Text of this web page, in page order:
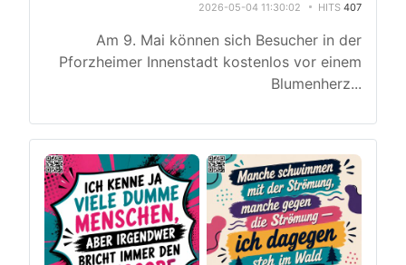
2026-05-04 11:30:02 HITS 407
Am 9. Mai können sich Besucher in der
Pforzheimer Innenstadt kostenlos vor einem
Blumenherz...